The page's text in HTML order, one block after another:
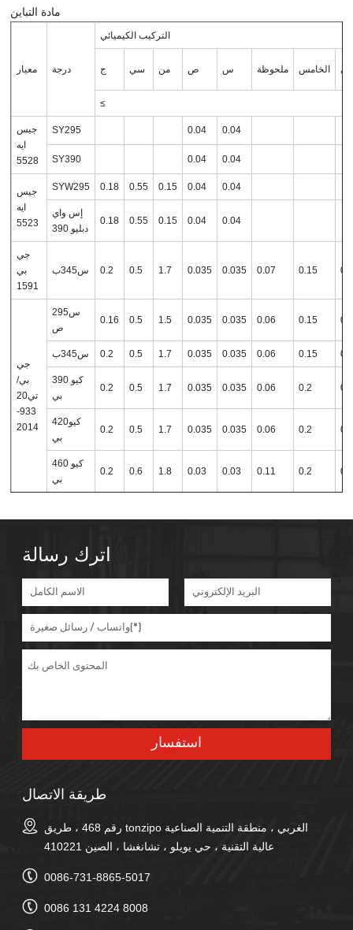
مادة التباين
معيار درجة
التركيب الكيميائي
ج سي من ص س ملحوظة الخامس تي
≤
جيس
ايه
5528
SY295 0.04 0.04
SY390 0.04 0.04
جيس
ايه
5523
SYW295 0.18 0.55 0.15 0.04 0.04
إس واي
دبليو 390
0.18 0.55 0.15 0.04 0.04
جي
بي
1591
س345ب 0.2 0.5 1.7 0.035 0.035 0.07 0.15
جي
بي/
تي20
933-
2014
س295
ص
0.16 0.5 1.5 0.035 0.035 0.06 0.15
س345ب 0.2 0.5 1.7 0.035 0.035 0.06 0.15
كيو 390
بي
0.2 0.5 1.7 0.035 0.035 0.06 0.2
كيو420
بي
0.2 0.5 1.7 0.035 0.035 0.06 0.2
كيو 460
بي
0.2 0.6 1.8 0.03 0.03 0.11 0.2
اترك رسالة
طريقة الاتصال
رقم 468 ، طريق tonzipo الغربي ، منطقة التنمية الصناعية
عالية التقنية ، حي يويلو ، تشانغشا ، الصين 410221
0086-731-8865-5017
0086 131 4224 8008